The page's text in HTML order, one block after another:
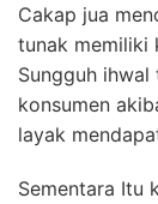
Cakap jua
tunak memiliki
Sungguh
konsumen
layak
Sementara Itu